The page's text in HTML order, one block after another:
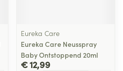
Eureka Care
Eureka Care Neusspray
Baby Ontstoppend 20ml
€ 12,99